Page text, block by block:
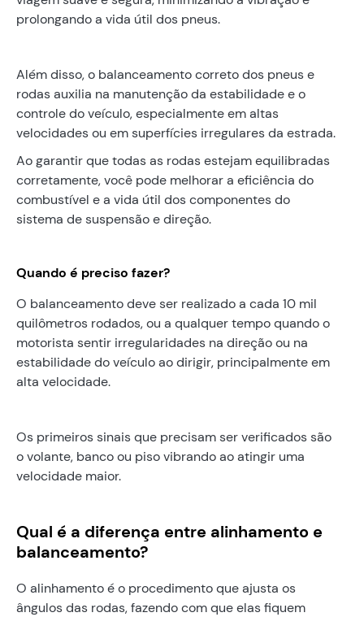
prolongando a vida útil dos pneus.
Além disso, o balanceamento correto dos pneus e
rodas auxilia na manutenção da estabilidade e o
controle do veículo, especialmente em altas
velocidades ou em superfícies irregulares da estrada.
Ao garantir que todas as rodas estejam equilibradas
corretamente, você pode melhorar a eficiência do
combustível e a vida útil dos componentes do
sistema de suspensão e direção.
Quando é preciso fazer?
O balanceamento deve ser realizado a cada 10 mil
quilômetros rodados, ou a qualquer tempo quando o
motorista sentir irregularidades na direção ou na
estabilidade do veículo ao dirigir, principalmente em
alta velocidade.
Os primeiros sinais que precisam ser verificados são
o volante, banco ou piso vibrando ao atingir uma
velocidade maior.
Qual é a diferença entre alinhamento e
balanceamento?
O alinhamento é o procedimento que ajusta os
ângulos das rodas, fazendo com que elas fiquem